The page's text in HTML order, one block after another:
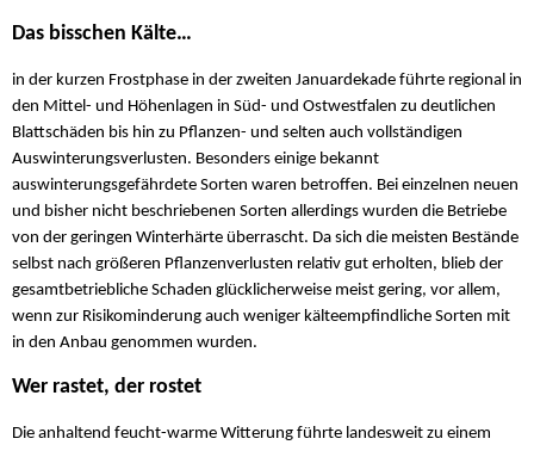
Das bisschen Kälte…
in der kurzen Frostphase in der zweiten Januardekade führte regional in
den Mittel- und Höhenlagen in Süd- und Ostwestfalen zu deutlichen
Blattschäden bis hin zu Pflanzen- und selten auch vollständigen
Auswinterungsverlusten. Besonders einige bekannt
auswinterungsgefährdete Sorten waren betroffen. Bei einzelnen neuen
und bisher nicht beschriebenen Sorten allerdings wurden die Betriebe
von der geringen Winterhärte überrascht. Da sich die meisten Bestände
selbst nach größeren Pflanzenverlusten relativ gut erholten, blieb der
gesamtbetriebliche Schaden glücklicherweise meist gering, vor allem,
wenn zur Risikominderung auch weniger kälteempfindliche Sorten mit
in den Anbau genommen wurden.
Wer rastet, der rostet
Die anhaltend feucht-warme Witterung führte landesweit zu einem